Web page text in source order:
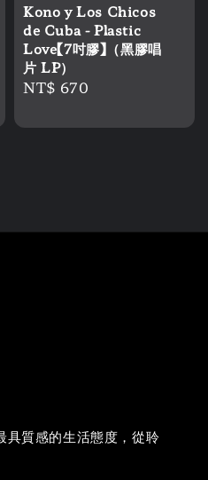
Kono y Los Chicos
de Cuba - Plastic
Love【7吋膠】（黑膠唱
片 LP）
Regular
NT$ 670
具質感的生活態度，從聆